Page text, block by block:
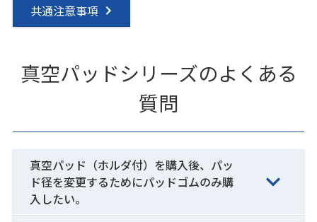
共通注意事項
真空パッドシリーズのよくある
質問
真空パッド（ホルダ付）を購入後、パッ
ド径を変更するためにパッドゴムのみ購
入したい。